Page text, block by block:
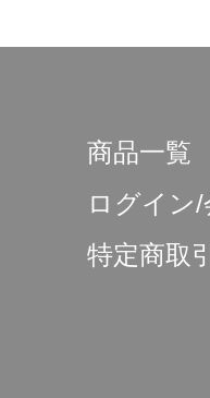
商品一覧
ログイン
特定商取